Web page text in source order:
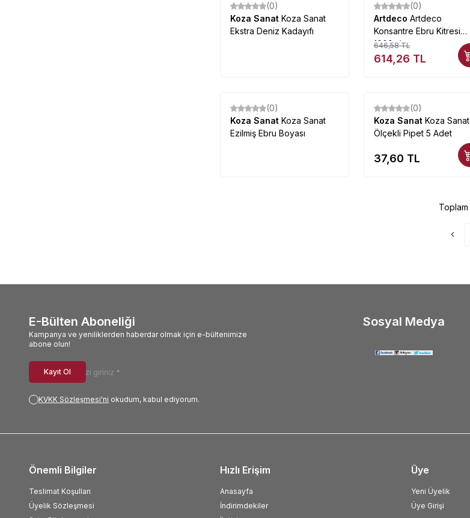
(0)
Koza Sanat Koza Sanat
Ekstra Deniz Kadayıfı
%5
(0)
Artdeco Artdeco
Konsantre Ebru Kitresi
1000ml
646,58TL
614,26 TL
(0)
Koza Sanat Koza Sanat
Ezilmiş Ebru Boyası
(0)
Koza Sanat Koza Sanat
Ölçekli Pipet 5 Adet
37,60 TL
Toplam
E-Bülten Aboneliği
Kampanya ve yeniliklerden haberdar olmak için e-bültenimize
abone olun!
Kayıt Ol
KVKK Sözleşmesi'ni okudum, kabul ediyorum.
Sosyal Medya
Önemli Bilgiler
Teslimat Koşulları
Üyelik Sözleşmesi
Hızlı Erişim
Anasayfa
İndirimdekiler
Üye
Yeni Üyelik
Üye Girişi